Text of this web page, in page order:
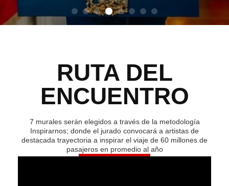
RUTA DEL
ENCUENTRO
7 murales serán elegidos a través de la metodología
Inspirarnos; donde el jurado convocará a artistas de
destacada trayectoria a inspirar el viaje de 60 millones de
pasajeros en promedio al año